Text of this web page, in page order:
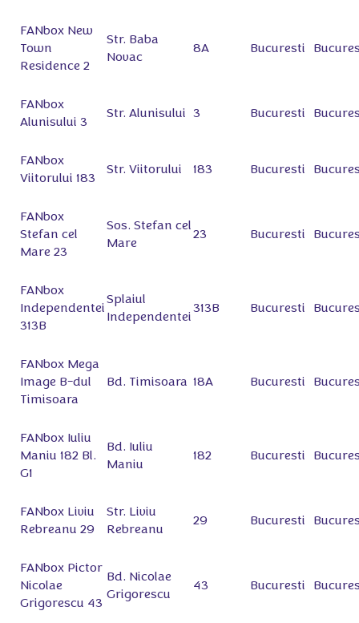
FANbox New
Town
Residence 2
Str. Baba
Novac
8A Bucuresti
FANbox
Alunisului 3
Str. Alunisului 3 Bucuresti
FANbox
Viitorului 183
Str. Viitorului 183 Bucuresti
FANbox
Stefan cel
Mare 23
Sos. Stefan cel
Mare
23 Bucuresti
FANbox
Independentei
313B
Splaiul
Independentei
313B Bucuresti
FANbox Mega
Image B-dul
Timisoara
Bd. Timisoara 18A Bucuresti
FANbox Iuliu
Maniu 182 Bl.
G1
Bd. Iuliu
Maniu
182 Bucuresti
FANbox Liviu
Rebreanu 29
Str. Liviu
Rebreanu
29 Bucuresti
FANbox Pictor
Nicolae
Grigorescu 43
Bd. Nicolae
Grigorescu
43 Bucuresti